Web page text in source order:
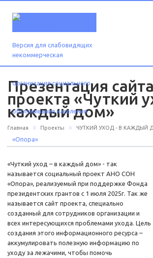
Версия для слабовидящих
Презентация сайта
проекта «Чуткий
каждый дом»
Главная Проекты ЧУТКИЙ УХОД - В КАЖДЫЙ
«Чуткий уход – в каждый дом» - так
называется социальный проект АНО СОН
«Опора», реализуемый при поддержке Фонда
президентских грантов с 1 июля 2025г. Так же
называется сайт проекта, специально
созданный для сотрудников организации и
всех интересующихся проблемами ухода. Цель
создания этого информационного ресурса –
аккумулировать полезную информацию по
уходу за лежачими, чтобы помочь